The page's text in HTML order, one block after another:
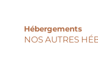
Hébergements
NOS AUTRES